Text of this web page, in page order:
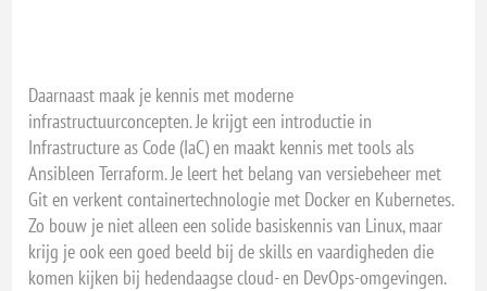
Daarnaast maak je kennis met moderne
infrastructuurconcepten. Je krijgt een introductie in
Infrastructure as Code (IaC) en maakt kennis met tools als
Ansibleen Terraform. Je leert het belang van versiebeheer met
Git en verkent containertechnologie met Docker en Kubernetes.
Zo bouw je niet alleen een solide basiskennis van Linux, maar
krijg je ook een goed beeld bij de skills en vaardigheden die
komen kijken bij hedendaagse cloud- en DevOps-omgevingen.